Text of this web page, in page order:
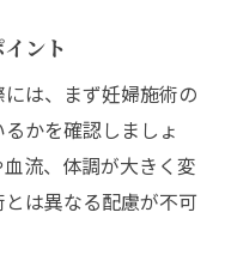
ント
は、まず妊婦施術の
かを確認しましょ
流、体調が大きく変
は異なる配慮が不可